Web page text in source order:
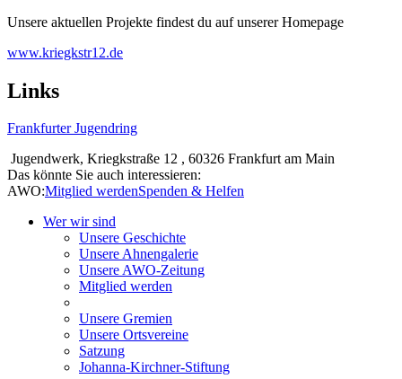
Unsere aktuellen Projekte findest du auf unserer Homepage
www.kriegkstr12.de
Links
Frankfurter Jugendring
Jugendwerk, Kriegkstraße 12 , 60326 Frankfurt am Main
Das könnte Sie auch interessieren:
AWO:Mitglied werdenSpenden & Helfen
Wer wir sind
Unsere Geschichte
Unsere Ahnengalerie
Unsere AWO-Zeitung
Mitglied werden
Unsere Gremien
Unsere Ortsvereine
Satzung
Johanna-Kirchner-Stiftung